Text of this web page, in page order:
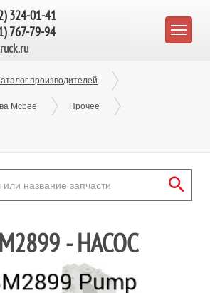
324-01-41
767-79-94
производителей
Mcbee Прочее
- НАСОС